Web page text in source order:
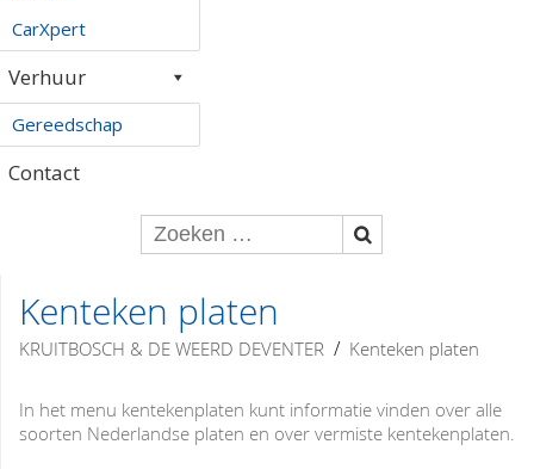
CarXpert
Verhuur
Gereedschap
Contact
Kenteken platen
KRUITBOSCH & DE WEERD DEVENTER / Kenteken platen
In het menu kentekenplaten kunt informatie vinden over alle
soorten Nederlandse platen en over vermiste kentekenplaten.